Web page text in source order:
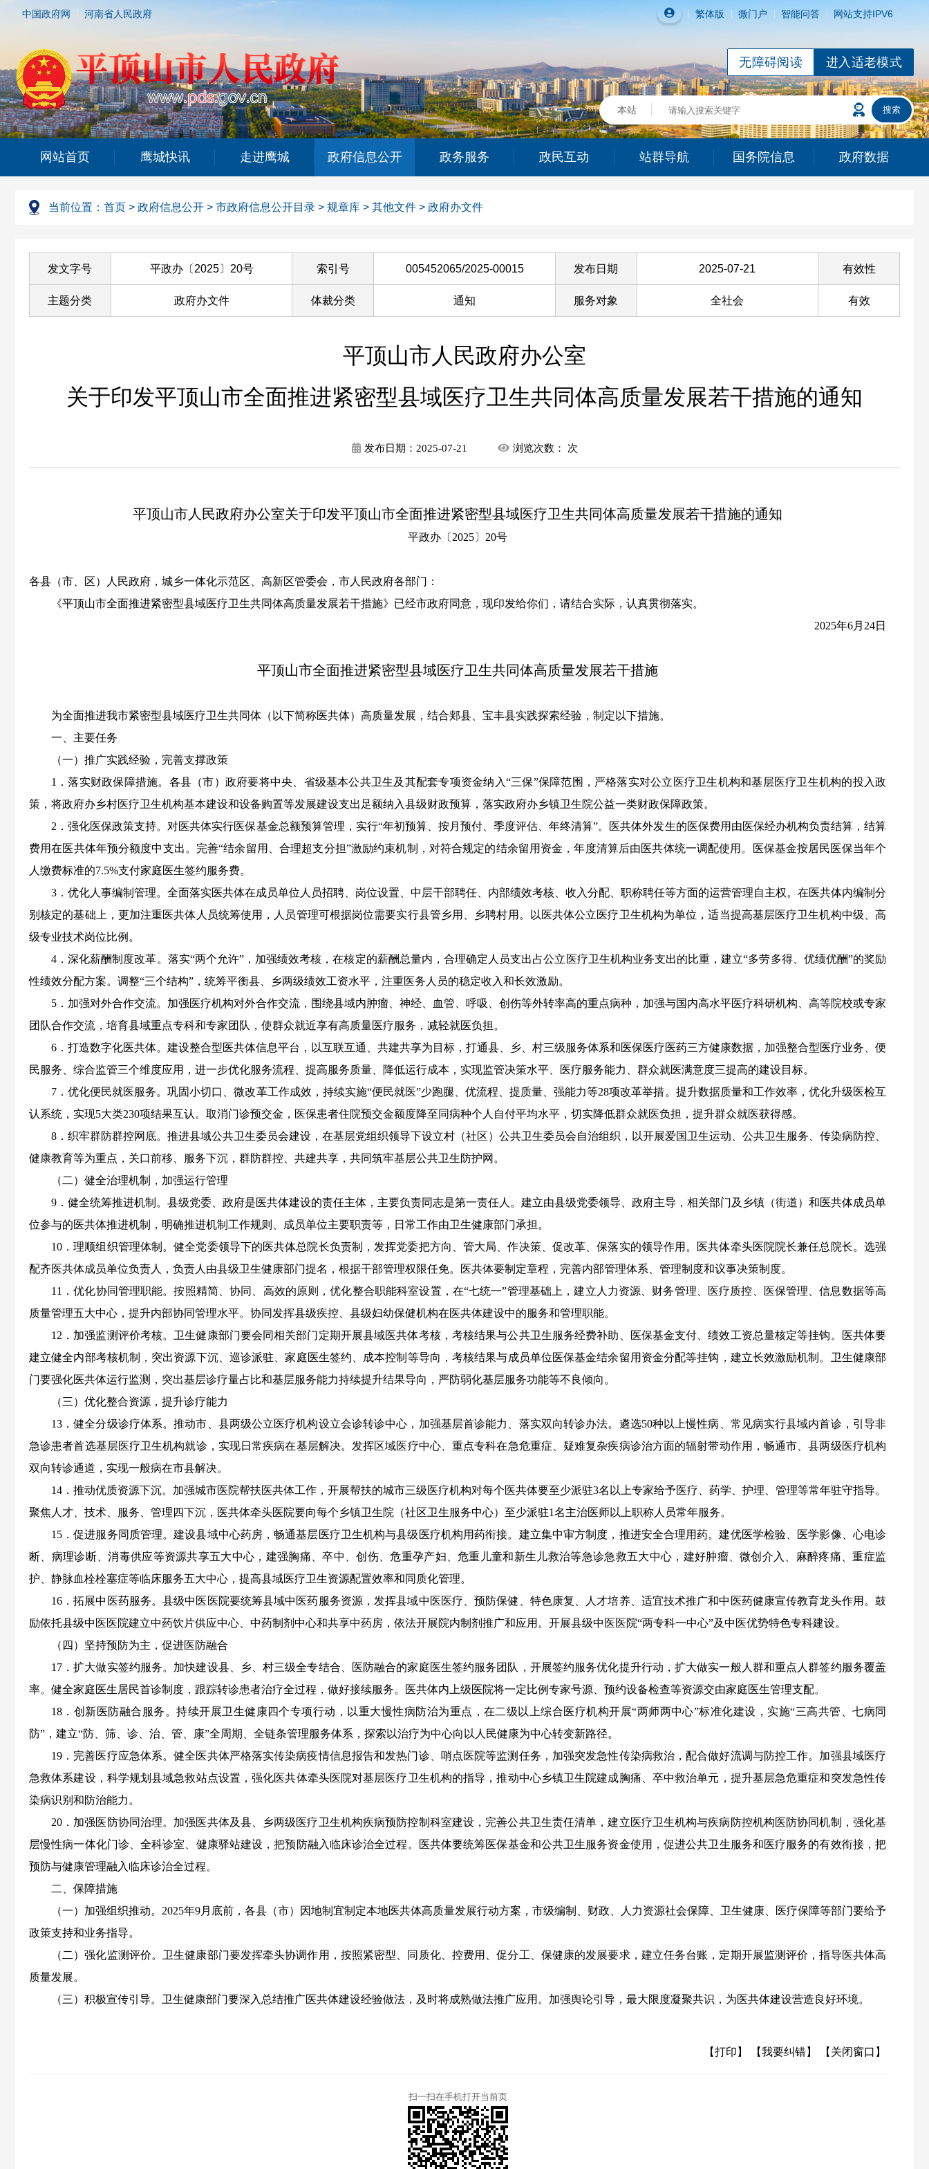
中国政府网 河南省人民政府 繁体版 微门户 智能问答 网站支持IPV6
进入适老模式
无障碍阅读
网站首页 鹰城快讯 走进鹰城 政府信息公开 政务服务 政民互动 站群导航 国务院信息 政府数据
当前位置： 首页 > 政府信息公开 > 市政府信息公开目录 > 规章库 > 其他文件 > 政府办文件
发文字号 平政办〔2025〕20号 索引号 005452065/2025-00015 发布日期 2025-07-21 有效性
主题分类 政府办文件 体裁分类 通知 服务对象 全社会 有效
平顶山市人民政府办公室
关于印发平顶山市全面推进紧密型县域医疗卫生共同体高质量发展若干措施的通知
发布日期： 2025-07-21 浏览次数： 次
平顶山市人民政府办公室关于印发平顶山市全面推进紧密型县域医疗卫生共同体高质量发展若干措施的通知
平政办〔2025〕20号
各县（市、区）人民政府，城乡一体化示范区、高新区管委会，市人民政府各部门：
《平顶山市全面推进紧密型县域医疗卫生共同体高质量发展若干措施》已经市政府同意，现印发给你们，请结合实际，认真贯彻落实。
2025年6月 24日
平顶山市全面推进紧密型县域医疗卫生共同体高质量发展若干措施
为全面推进我市紧密型县域医疗卫生共同体 （以下简称医共体） 高质量发展，结合郏县、宝丰县实践探索经验 ， 制定 以下措施。
一、主要任务
（一）推广实践经验，完善支撑政策
1．落实财政保障措施。各县（市）政府要将中央、省级基本公共卫生及其配套专项资金纳入“三保”保障范围 ，严格落实对公立医疗卫生机构和基层医疗卫生机构的投入政
策，将政府办乡村医疗卫生机构基本建设和设备购置等发展建设支出足额纳入县级财政预算，落实政府办乡镇卫生院公益一类财政保障政策。
2．强化医保政策支持。对医共体实行医保基金总额预算管理，实行“年初预算、按月预付、季度评估、年终清算”。医共体外发生的医保费用由医保经办机构负责结算，结算
费用在医共体年预分额度中支出。完善“结余留用、合理超支分担”激励约束机制，对符合规定的结余留用资金，年度清算后由医共体统一调配使用。医保基金按居民医保当年个
人缴费标准的7.5%支付家庭医生签约服务费。
3．优化人事编制管理。全面落实医共体在成员单位人员招聘、岗位设置、中层干部聘任、内部绩效考核、收入分配、职称聘任等方面的运营管理自主权。在医共体内编制分
别核定的基础上，更加注重医共体人员统筹使用，人员管理可根据岗位需要实行县管乡用、乡聘村用。以医共体公立医疗卫生机构为单位，适当提高基层医疗卫生机构中级、高
级专业技术岗位比例。
4．深化薪酬制度改革。 落实“两个允许”，加强绩效考核，在核定的薪酬总量内，合理确定人员支出占公立医疗卫生机构业务支出的比重，建立“多劳多得、优绩优酬”的奖励
性绩效分配方案。调整“三个结构”，统筹平衡县 、乡两级绩效工资水平，注重医务人员的稳定收入和长效激励。
5．加强对外合作交流。加强医疗机构对外合作交流，围绕县域内肿瘤、神经、血管、呼吸、创伤等外转率高的重点病种，加强与国内高水平医疗科研机构、高等院校或专家
团队合作交流，培育县域重点专科和专家团队，使群众就近享有高质量医疗服务，减轻就医负担。
6．打造数字化医共体。建设整合型医共体信息平台，以互联互通、共建共享为目标，打通县、乡、村三级服务体系和医保医疗医药三方健康数据，加强整合型医疗业务、便
民服务、综合监管三个维度应用，进一步优化服务流程、提高服务质量、降低运行成本，实现监管决策水平、医疗服务能力、群众就医满意度三提高的建设目标。
7．优化便民就医服务。巩固小切口、微改革工作成效，持续实施“便民就医”少跑腿、优流程、提质量、强能力等28项改革举措。 提升数据质量和工作效率，优化升级医检互
认系统 ，实现5大类230项结果互认。取消门诊预交金，医保患者住院预交金额度降至同病种个人自付平均水平，切实降低群众就医负担，提升群众就医获得感。
8．织牢群防群控网底。推进县域公共卫生委员会建设，在基层党组织领导下设立村（社区）公共卫生委员会自治组织，以开展爱国卫生运动、公共卫生服务、传染病防控、
健康教育等为重点，关口前移、服务下沉，群防群控、共建共享，共同筑牢基层公共卫生防护网。
（二）健全治理机制，加强运行管理
9．健全统筹推进机制。县级党委、政府是医共体建设的责任主体，主要负责同志是第一责任人。建立由县级党委领导、政府主导，相关部门及乡镇（街道）和医共体成员单
位参与的医共体推进机制，明确推进机制工作规则、成员单位主要职责等，日常工作由卫生健康部门承担。
10．理顺组织管理体制。健全党委领导下的医共体总院长负责制，发挥党委把方向、管大局、作决策、促改革、保落实的领导作用。医共体牵头医院院长兼任总院长。选强
配齐医共体成员单位负责人，负责人由县级卫生健康部门提名，根据干部管理权限任免。医共体要制定章程，完善内部管理体系、管理制度和议事决策制度。
11．优化协同管理职能。按照精简、协同、高效的原则，优化整合职能科室设置，在“七统一”管理基础上，建立人力资源、财务管理、医疗质控、医保管理、信息数据等高
质量管理五大中心，提升内部协同管理水平。 协同发挥县级疾控、县级妇幼保健机构在医共体建设中的服务和管理职能。
12．加强监测评价考核。卫生健康部门要会同相关部门定期开展县域医共体考核，考核结果与公共卫生服务经费补助、医保基金支付、绩效工资总量核定等挂钩。医共体要
建立健全内部考核机制，突出资源下沉、巡诊派驻、家庭医生签约、成本控制等导向，考核结果与成员单位医保基金结余留用资金分配等挂钩，建立长效激励机制。卫生健康部
门要强化医共体运行监测，突出基层诊疗量占比和基层服务能力持续提升结果导向，严防弱化基层服务功能等不良倾向。
（三）优化整合资源，提升诊疗能力
13．健全分级诊疗体系。推动市、县两级公立医疗机构设立会诊转诊中心，加强基层首诊能力、落实双向转诊办法。遴选50种以上慢性病、常见病实行县域内首诊，引导非
急诊患者首选基层医疗卫生机构就诊，实现日常疾病在基层解决。发挥区域医疗中心、重点专科在急危重症、疑难复杂疾病诊治方面的辐射带动作用，畅通市、县两级医疗机构
双向转诊通道，实现一般病在市县解决。
14．推动优质资源下沉。加强城市医院帮扶医共体工作，开展帮扶的城市三级医疗机构对每个医共体要至少派驻3名以上专家给予医疗、药学、护理、管理等常年驻守指导。
聚焦人才、技术、服务、管理四下沉，医共体牵头医院要向每个乡镇卫生院（社区卫生服务中心）至少派驻1名主治医师以上职称人员常年服务。
15．促进服务同质管理。建设县域中心药房，畅通基层医疗卫生机构与县级医疗机构用药衔接。建立集中审方制度，推进安全合理用药。建优医学检验、医学影像、心电诊
断、病理诊断、消毒供应等资源共享五大中心，建强胸痛、卒中、创伤、危重孕产妇、危重儿童和新生儿救治等急诊急救五大中心，建好肿瘤、微创介入、麻醉疼痛、重症监
护、静脉血栓栓塞症等临床服务五大中心，提高县域医疗卫生资源配置效率和同质化管理。
16．拓展中医药服务。县级中医医院要统筹县域中医药服务资源，发挥县域中医医疗、预防保健、特色康复、人才培养、适宜技术推广和中医药健康宣传教育龙头作用。鼓
励依托县级中医医院建立中药饮片供应中心、中药制剂中心和共享中药房，依法开展院内制剂推广和应用。开展县级中医医院“两专科一中心”及中医优势特色专科建设。
（四）坚持预防为主，促进医防融合
17．扩大做实签约服务。加快建设县、乡、村三级全专结合、医防融合的家庭医生签约服务团队，开展签约服务优化提升行动，扩大做实一般人群和重点人群签约服务覆盖
率。健全家庭医生居民首诊制度，跟踪转诊患者治疗全过程，做好接续服务。医共体内上级医院将一定比例专家号源、预约设备检查等资源交由家庭医生管理支配。
18．创新医防融合服务。持续开展卫生健康四个专项行动，以重大慢性病防治为重点，在二级以上综合医疗机构开展“两师两中心”标准化建设，实施“三高共管、七病同
防”，建立“防、筛、诊、治、管、康”全周期、全链条管理服务体系，探索以治疗为中心向以人民健康为中心转变新路径。
19．完善医疗应急体系。健全医共体严格落实传染病疫情信息报告和发热门诊、哨点医院等监测任务，加强突发急性传染病救治，配合做好流调与防控工作。加强县域医疗
急救体系建设，科学规划县域急救站点设置，强化医共体牵头医院对基层医疗卫生机构的指导，推动中心乡镇卫生院建成胸痛、卒中救治单元，提升基层急危重症和突发急性传
染病识别和防治能力。
20．加强医防协同治理。加强医共体及县、乡两级医疗卫生机构疾病预防控制科室建设，完善公共卫生责任清单，建立医疗卫生机构与疾病防控机构医防协同机制，强化基
层慢性病一体化门诊、全科诊室、健康驿站建设，把预防融入临床诊治全过程。医共体要统筹医保基金和公共卫生服务资金使用，促进公共卫生服务和医疗服务的有效衔接，把
预防与健康管理融入临床诊治全过程。
二、保障措施
（一）加强组织推动。2025年9月底前，各县（市）因地制宜制定本地医共体高质量发展行动方案，市级编制、财政、人力资源社会保障、卫生健康、医疗保障等部门要给予
政策支持和业务指导。
（二）强化监测评价。卫生健康部门要发挥牵头协调作用，按照紧密型、同质化、控费用、促分工、保健康的发展要求，建立任务台账，定期开展监测评价，指导医共体高
质量发展。
（三）积极宣传引导。卫生健康部门要深入总结推广医共体建设经验做法，及时将成熟做法推广应用。加强舆论引导，最大限度凝聚共识，为医共体建设营造良好环境。
【打印】 【我要纠错】 【关闭窗口】
扫一扫在手机打开当前页